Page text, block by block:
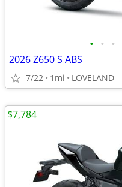
• • •
2026 Z650 S ABS
7/22 1mi LOVELAND
$7,784